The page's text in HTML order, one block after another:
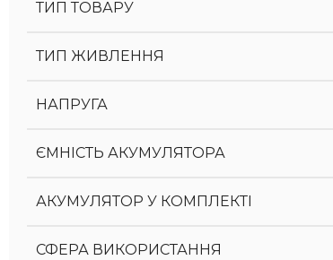
ТИП ТОВАРУ
ТИП ЖИВЛЕННЯ
НАПРУГА
ЄМНІСТЬ АКУМУЛЯТОРА
АКУМУЛЯТОР У КОМПЛЕКТІ
СФЕРА ВИКОРИСТАННЯ